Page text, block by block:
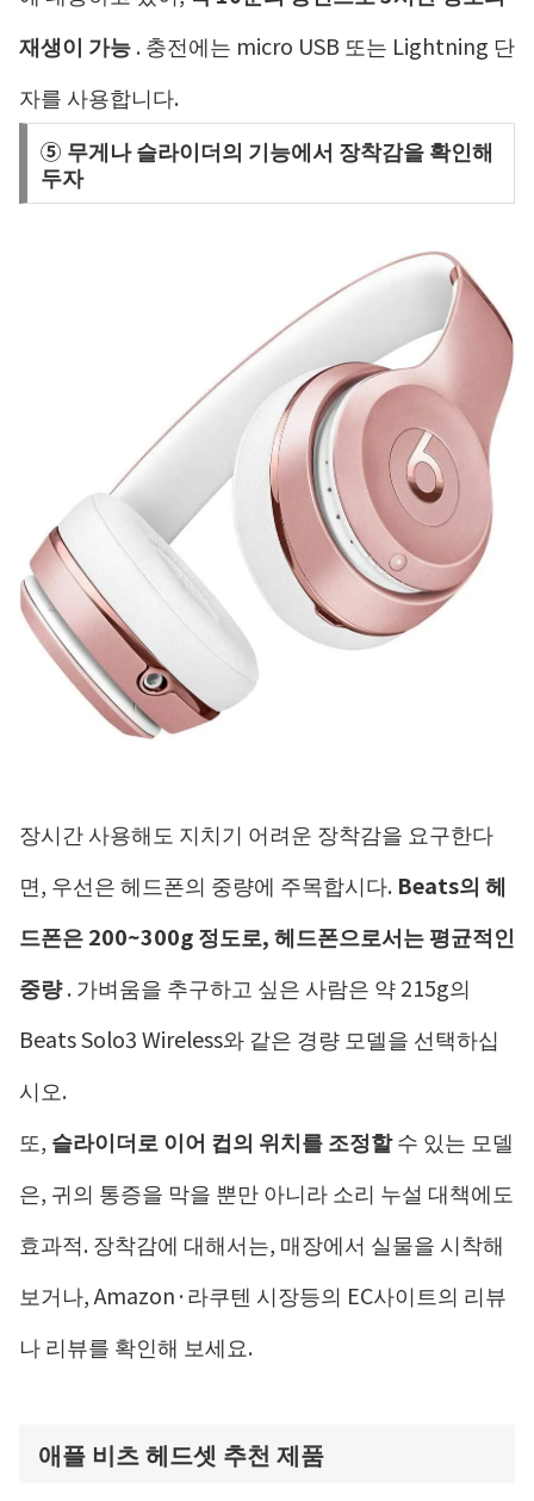
재생이 가능. 충전에는 micro USB 또는 Lightning 단
자를 사용합니다.
⑤ 무게나 슬라이더의 기능에서 장착감을 확인해
두자
장시간 사용해도 지치기 어려운 장착감을 요구한다
면, 우선은 헤드폰의 중량에 주목합시다. Beats의 헤
드폰은 200~300g 정도로, 헤드폰으로서는 평균적인
중량. 가벼움을 추구하고 싶은 사람은 약 215g의
Beats Solo3 Wireless와 같은 경량 모델을 선택하십
시오.
또, 슬라이더로 이어 컵의 위치를 ​​조정할수 있는 모델
은, 귀의 통증을 막을 뿐만 아니라 소리 누설 대책에도
효과적. 장착감에 대해서는, 매장에서 실물을 시착해
보거나, Amazon·라쿠텐 시장등의 EC사이트의 리뷰
나 리뷰를 확인해 보세요.
애플 비츠 헤드셋 추천 제품